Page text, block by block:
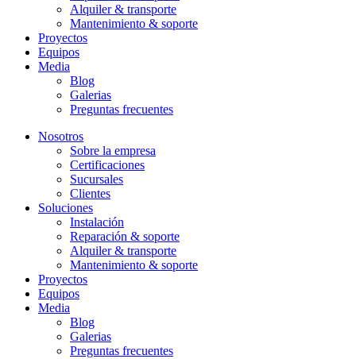
Alquiler & transporte
Mantenimiento & soporte
Proyectos
Equipos
Media
Blog
Galerias
Preguntas frecuentes
Nosotros
Sobre la empresa
Certificaciones
Sucursales
Clientes
Soluciones
Instalación
Reparación & soporte
Alquiler & transporte
Mantenimiento & soporte
Proyectos
Equipos
Media
Blog
Galerias
Preguntas frecuentes